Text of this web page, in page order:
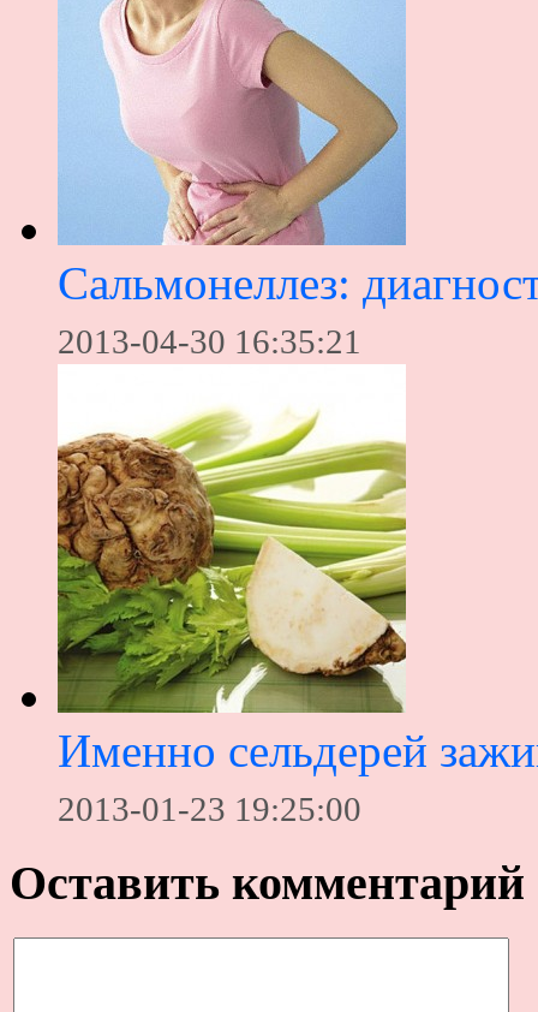
Сальмонеллез:
2013-04-30 16:35:21
Именно сельдерей
2013-01-23 19:25:00
Оставить комментарий